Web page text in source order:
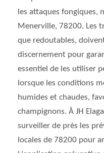
les attaques fongiques,
Menerville, 78200. Les
que redoutables,
discernement pour
essentiel de les utiliser
lorsque les conditions
humides et chaudes,
champignons. À JH
surveiller de près les
locales de 78200 pour